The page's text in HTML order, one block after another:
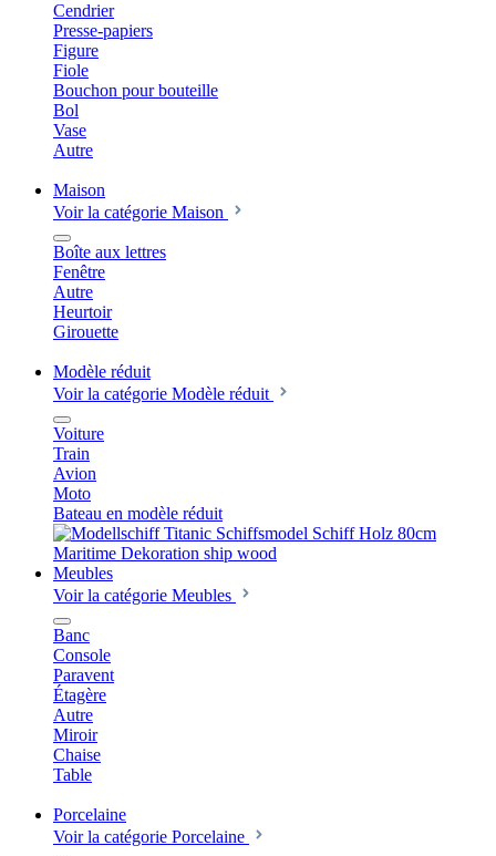
Cendrier
Presse-papiers
Figure
Fiole
Bouchon pour bouteille
Bol
Vase
Autre
Maison
Voir la catégorie Maison
Boîte aux lettres
Fenêtre
Autre
Heurtoir
Girouette
Modèle réduit
Voir la catégorie Modèle réduit
Voiture
Train
Avion
Moto
Bateau en modèle réduit
Meubles
Voir la catégorie Meubles
Banc
Console
Paravent
Étagère
Autre
Miroir
Chaise
Table
Porcelaine
Voir la catégorie Porcelaine